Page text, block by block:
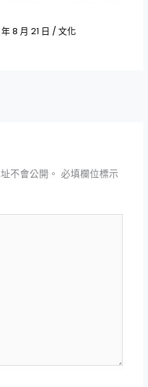
8 月 21 日 / 文化
不會公開。 必填欄位標示